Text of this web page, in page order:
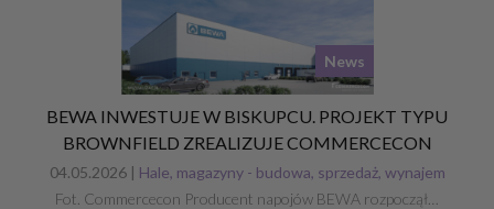
News
BEWA INWESTUJE W BISKUPCU. PROJEKT TYPU
BROWNFIELD ZREALIZUJE COMMERCECON
04.05.2026 | Hale, magazyny - budowa, sprzedaż, wynajem
Fot. Commercecon Producent napojów BEWA rozpoczął…